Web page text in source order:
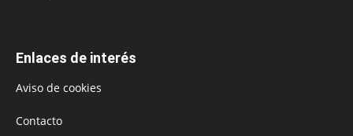
Enlaces de interés
Aviso de cookies
Contacto